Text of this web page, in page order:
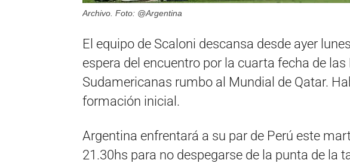
Archivo. Foto: @Argentina
El equipo de Scaloni descansa desde ayer
espera del encuentro por la cuarta fecha de
Sudamericanas rumbo al Mundial de Qatar.
formación inicial.
Argentina enfrentará a su par de Perú este
21.30hs para no despegarse de la punta de la